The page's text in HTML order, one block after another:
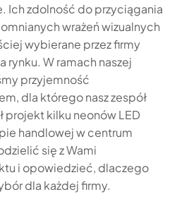
Ich zdolność do przyciągania
wrażeń wizualnych
wybierane przez firmy
rynku. W ramach naszej
przyjemność
dla którego nasz zespół
kilku neonów LED
handlowej w centrum
się z Wami
i opowiedzieć, dlaczego
dla każdej firmy.